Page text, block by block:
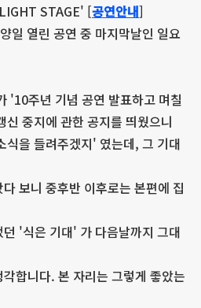
STAGE' [공연안내]
일 열린 공연 중 마지막날인 일요
'10주년 기념 공연 발표하고 며칠
중지에 관한 공지를 띄웠으니
식을 들려주겠지' 였는데, 그 기대
보니 중후반 이후로는 본편에 집
'식은 기대' 가 다음날까지 그대
합니다. 본 자리는 그렇게 좋았는